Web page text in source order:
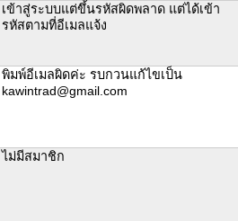
เข้าสู่ระบบแต่ขึ้นรหัสผิดพลาด แต่ได้เข้า
รหัสตามที่อีเมลแจ้ง
พิมพ์อีเมลผิดค่ะ รบกวนแก้ไขเป็น
kawintrad@gmail.com
ไม่มีสมาชิก